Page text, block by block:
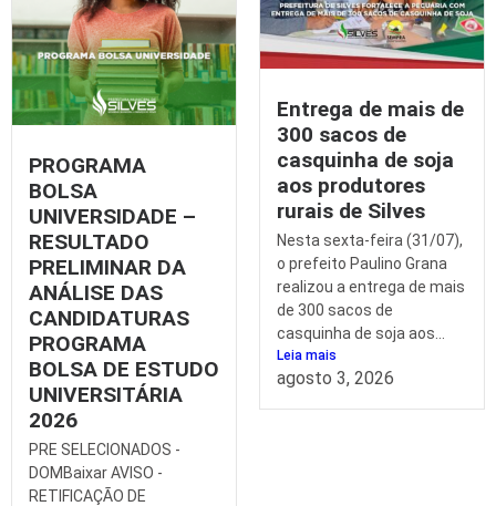
PROGRAMA
BOLSA
UNIVERSIDADE –
RESULTADO
PRELIMINAR DA
ANÁLISE DAS
CANDIDATURAS
PROGRAMA
BOLSA DE ESTUDO
UNIVERSITÁRIA
2026
PRE SELECIONADOS -
DOMBaixar AVISO -
RETIFICAÇÃO DE
Entrega de mais de
300 sacos de
casquinha de soja
aos produtores
rurais de Silves
Nesta sexta-feira (31/07),
o prefeito Paulino Grana
realizou a entrega de mais
de 300 sacos de
casquinha de soja aos...
Leia mais
agosto 3, 2026